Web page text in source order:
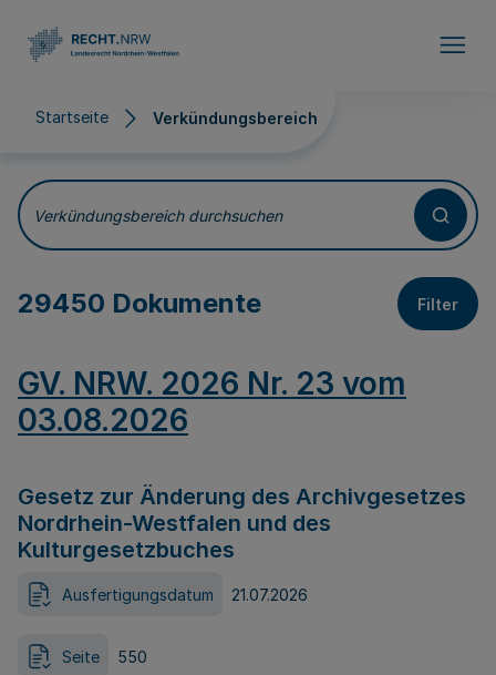
Startseite Verkündungsbereich
Verkündungsbereich
Verkündungsbereich durchsuchen
29450 Dokumente Filter
GV. NRW. 2026 Nr. 23 vom
03.08.2026
Gesetz zur Änderung des Archivgesetzes
Nordrhein-Westfalen und des
Kulturgesetzbuches
Ausfertigungsdatum 21.07.2026
Seite 550